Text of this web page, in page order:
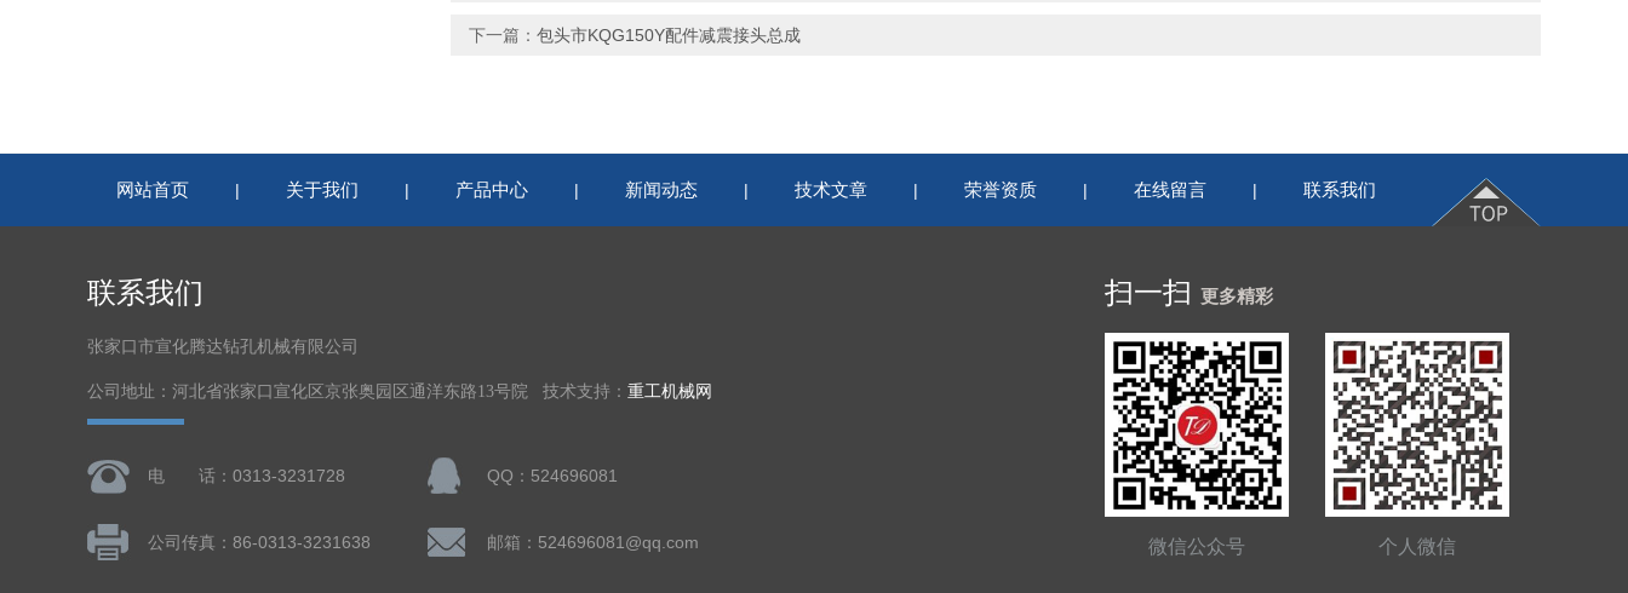
下一篇： 包头市KQG150Y配件减震接头总成
网站首页 | 关于我们 | 产品中心 | 新闻动态 | 技术文章 | 荣誉资质 | 在线留言 | 联系我们
联系我们
张家口市宣化腾达钻孔机械有限公司
公司地址：河北省张家口宣化区京张奥园区通洋东路13号院 技术支持： 重工机械网
电 话：0313-3231728 QQ：524696081
公司传真：86-0313-3231638 邮箱：524696081@qq.com
扫一扫 更多精彩
微信公众号 个人微信